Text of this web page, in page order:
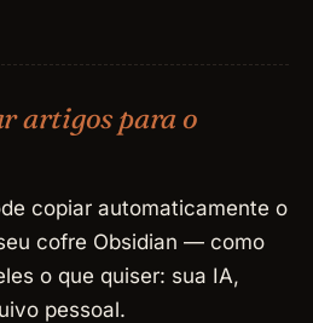
artigos para o
copiar automaticamente o
cofre Obsidian — como
o que quiser: sua IA,
pessoal.